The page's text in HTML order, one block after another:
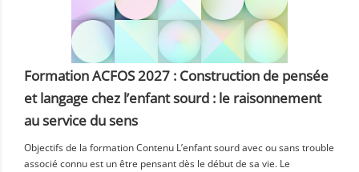
Formation ACFOS 2027 : Construction de pensée
et langage chez l’enfant sourd : le raisonnement
au service du sens
Objectifs de la formation Contenu L’enfant sourd avec ou sans trouble
associé connu est un être pensant dès le début de sa vie. Le